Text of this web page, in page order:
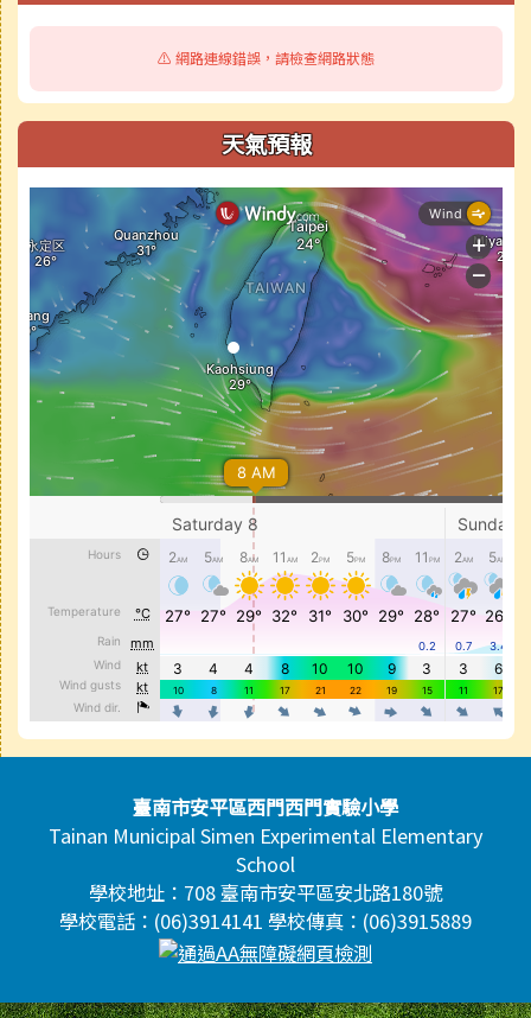
⚠️ 網路連線錯誤，請檢查網路狀態
天氣預報
頁尾區域內容臺南市安平區西門西門實驗小學
Tainan Municipal Simen Experimental Elementary
School
學校地址：708 臺南市安平區安北路180號
學校電話：(06)3914141 學校傳真：(06)3915889